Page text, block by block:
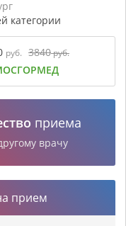
категории
руб. 3840руб.
приема
врачу
прием